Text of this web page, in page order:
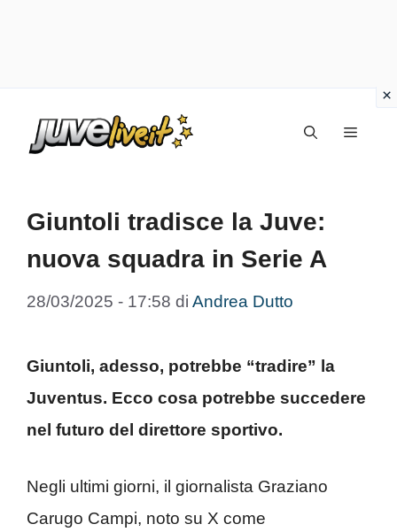
Menu
Giuntoli tradisce la Juve:
nuova squadra in Serie A
28/03/2025 - 17:58 di Andrea Dutto
Giuntoli, adesso, potrebbe “tradire” la
Juventus. Ecco cosa potrebbe succedere
nel futuro del direttore sportivo.
Negli ultimi giorni, il giornalista Graziano
Carugo Campi, noto su X come